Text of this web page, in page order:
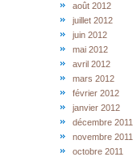
août 2012
juillet 2012
juin 2012
mai 2012
avril 2012
mars 2012
février 2012
janvier 2012
décembre 2011
novembre 2011
octobre 2011